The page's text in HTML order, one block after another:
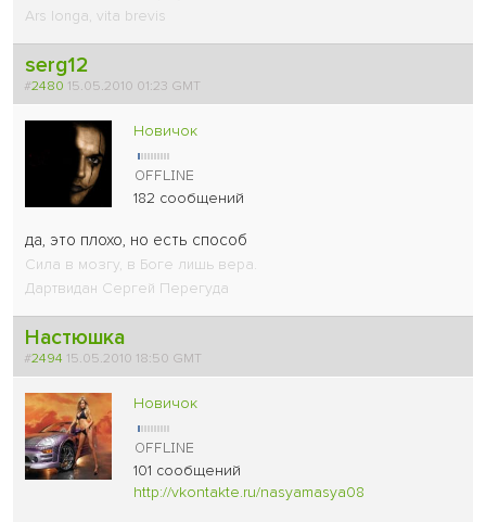
Ars longa, vita brevis
serg12
#2480 15.05.2010 01:23 GMT
Новичок
182 сообщений
да, это плохо, но есть способ
Сила в мозгу, в Боге лишь вера.
Дартвидан Сергей Перегуда
Настюшка
#2494 15.05.2010 18:50 GMT
Новичок
101 сообщений
http://vkontakte.ru/nasyamasya08